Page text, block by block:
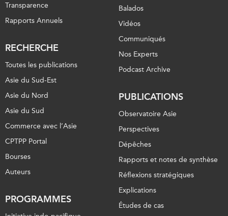
Transparence
Rapports Annuels
RECHERCHE
Toutes les publications
Asie du Sud-Est
Asie du Nord
Asie du Sud
Commerce avec l’Asie
CPTPP Portal
Bourses
Auteurs
PROGRAMMES
Balados
Vidéos
Communiqués
Nos Experts
Podcast Archive
PUBLICATIONS
Observatoire Asie
Perspectives
Dépêches
Rapports et notes de synthèse
Réflexions stratégiques
Explications
Études de cas